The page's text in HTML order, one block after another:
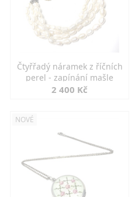
Čtyřřadý náramek z říčních
perel - zapínání mašle
2 400 Kč
NOVÉ